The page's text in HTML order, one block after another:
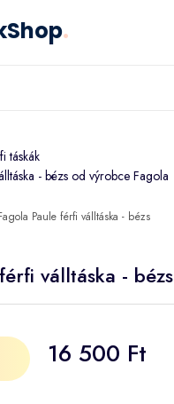
.
táskák
- bézs od výrobce Fagola
válltáska - bézs
16 500 Ft